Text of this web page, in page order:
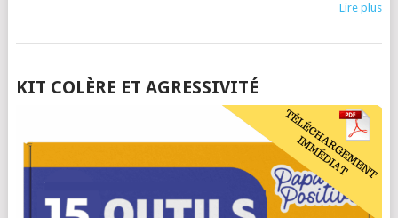
Lire plus
POSTS
KIT COLÈRE ET AGRESSIVITÉ